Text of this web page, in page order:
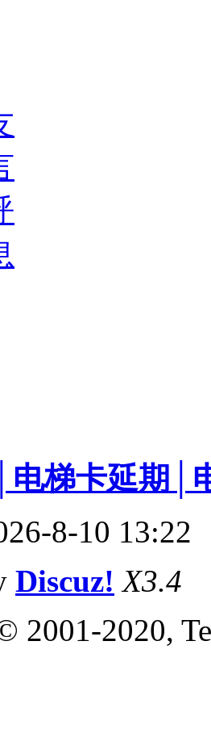
电梯卡延期│
8-10 13:22
Discuz! X3.4
2001-2020,